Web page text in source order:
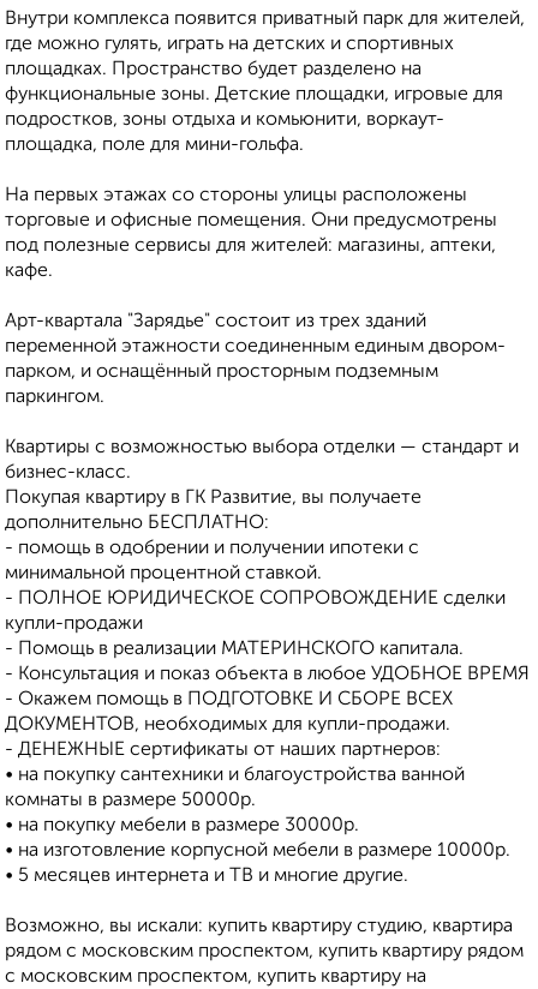
Внутри комплекса появится приватный парк для жителей,
где можно гулять, играть на детских и спортивных
площадках. Пространство будет разделено на
функциональные зоны. Детские площадки, игровые для
подростков, зоны отдыха и комьюнити, воркаут-
площадка, поле для мини-гольфа.
На первых этажах со стороны улицы расположены
торговые и офисные помещения. Они предусмотрены
под полезные сервисы для жителей: магазины, аптеки,
кафе.
Арт-квартала "Зарядье" состоит из трех зданий
переменной этажности соединенным единым двором-
парком, и оснащённый просторным подземным
паркингом.
Квартиры с возможностью выбора отделки — стандарт и
бизнес-класс.
Покупая квартиру в ГК Развитие, вы получаете
дополнительно БЕСПЛАТНО:
- помощь в одобрении и получении ипотеки с
минимальной процентной ставкой.
- ПОЛНОЕ ЮРИДИЧЕСКОЕ СОПРОВОЖДЕНИЕ сделки
купли-продажи
- Помощь в реализации МАТЕРИНСКОГО капитала.
- Консультация и показ объекта в любое УДОБНОЕ ВРЕМЯ
- Окажем помощь в ПОДГОТОВКЕ И СБОРЕ ВСЕХ
ДОКУМЕНТОВ, необходимых для купли-продажи.
- ДЕНЕЖНЫЕ сертификаты от наших партнеров:
• на покупку сантехники и благоустройства ванной
комнаты в размере 50000р.
• на покупку мебели в размере 30000р.
• на изготовление корпусной мебели в размере 10000р.
• 5 месяцев интернета и ТВ и многие другие.
Возможно, вы искали: купить квартиру студию, квартира
рядом с московским проспектом, купить квартиру рядом
с московским проспектом, купить квартиру на